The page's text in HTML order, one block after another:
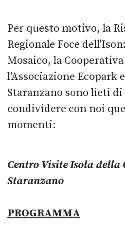
Per questo motivo, la
Regionale Foce
Mosaico, la
l'Associazione Ecopark
Staranzano sono lieti
condividere con noi
momenti:
Centro Visite Isola della
Staranzano
PROGRAMMA